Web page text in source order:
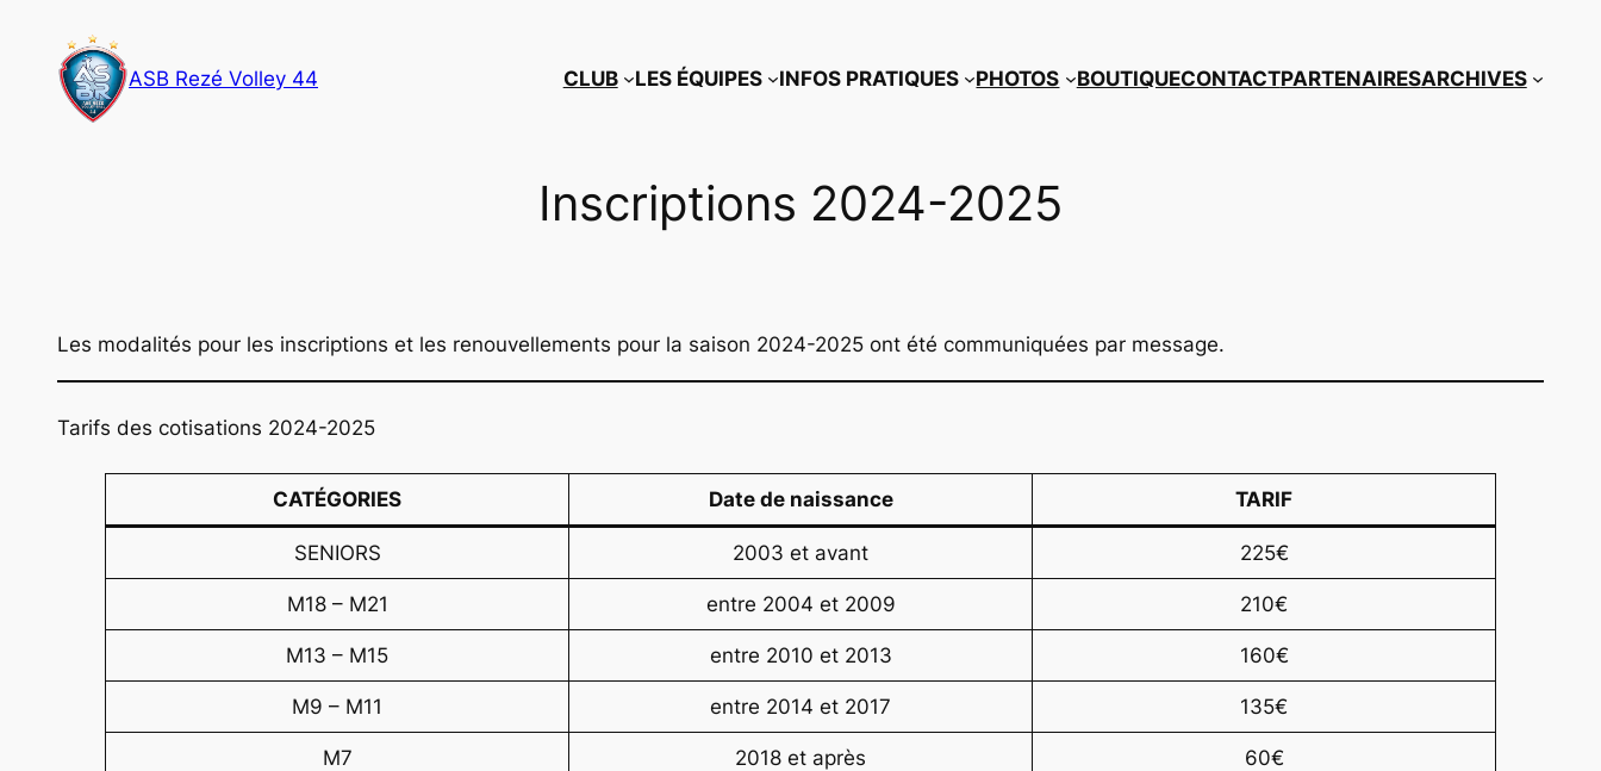
contenu
ASB Rezé Volley 44 CLUB LES ÉQUIPES INFOS PRATIQUES PHOTOS BOUTIQUECONTACTPARTENAIRESARCHIVES
Inscriptions 2024-2025
Les modalités pour les inscriptions et les renouvellements pour la saison 2024-2025 ont été communiquées par message.
Tarifs des cotisations 2024-2025
CATÉGORIES Date de naissance TARIF
SENIORS 2003 et avant 225€
M18 – M21 entre 2004 et 2009 210€
M13 – M15 entre 2010 et 2013 160€
M9 – M11 entre 2014 et 2017 135€
M7 2018 et après 60€